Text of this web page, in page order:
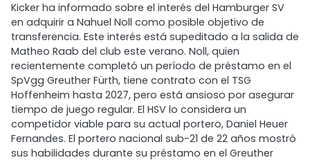
Kicker ha informado sobre el interés del Hamburger SV
en adquirir a Nahuel Noll como posible objetivo de
transferencia. Este interés está supeditado a la salida de
Matheo Raab del club este verano. Noll, quien
recientemente completó un período de préstamo en el
SpVgg Greuther Fürth, tiene contrato con el TSG
Hoffenheim hasta 2027, pero está ansioso por asegurar
tiempo de juego regular. El HSV lo considera un
competidor viable para su actual portero, Daniel Heuer
Fernandes. El portero nacional sub-21 de 22 años mostró
sus habilidades durante su préstamo en el Greuther